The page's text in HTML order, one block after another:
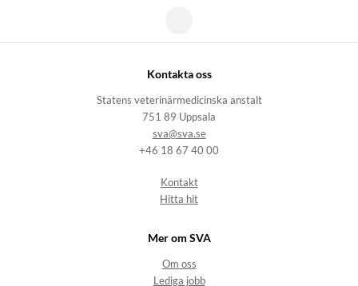
Kontakta oss
Statens veterinärmedicinska anstalt
751 89 Uppsala
sva@sva.se
+46 18 67 40 00
Kontakt
Hitta hit
Mer om SVA
Om oss
Lediga jobb